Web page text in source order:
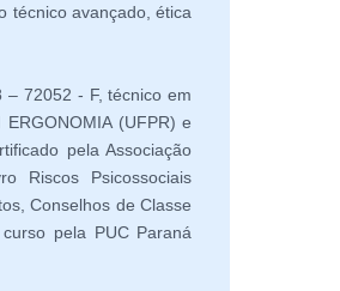
técnico avançado, ética
– 72052 - F, técnico em
(UFPR) e
pela Associação
Riscos Psicossociais
Conselhos de Classe
pela PUC Paraná